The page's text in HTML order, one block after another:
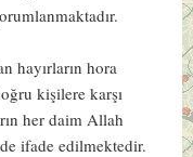
hayırların hora
kişilere karşı
her daim Allah
ifade edilmektedir.